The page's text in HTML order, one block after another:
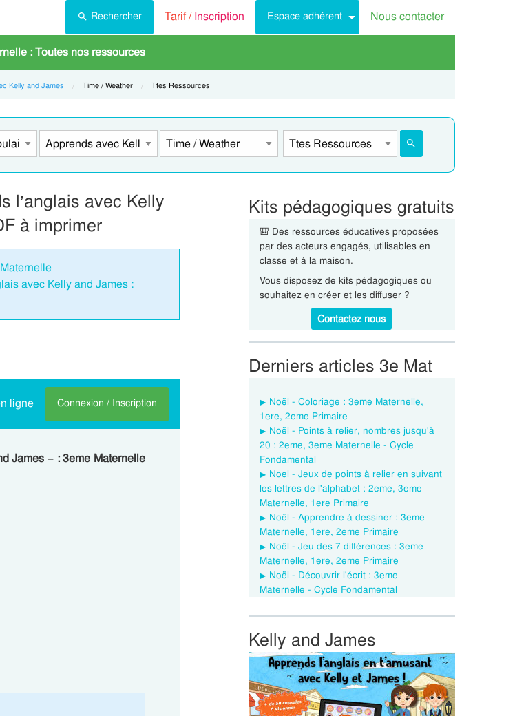
Rechercher Tarif /Inscription Espace adhérent Nous contacter
: Toutes nos ressources
Kelly and James Current:
Time / Weather Current:
Ttes Ressources
l’anglais avec Kelly
à imprimer
avec Kelly and James :
ligne Connexion / Inscription
James – : 3eme Maternelle
Kits pédagogiques gratuits
🎒 Des ressources éducatives proposées
par des acteurs engagés, utilisables en
classe et à la maison.
Vous disposez de kits pédagogiques ou
souhaitez en créer et les diffuser ?
Contactez nous
Derniers articles 3e Mat
Noël - Coloriage : 3eme Maternelle,
1ere, 2eme Primaire
Noël - Points à relier, nombres jusqu'à
20 : 2eme, 3eme Maternelle - Cycle
Fondamental
Noel - Jeux de points à relier en suivant
les lettres de l'alphabet : 2eme, 3eme
Maternelle, 1ere Primaire
Noël - Apprendre à dessiner : 3eme
Maternelle, 1ere, 2eme Primaire
Noël - Jeu des 7 différences : 3eme
Maternelle, 1ere, 2eme Primaire
Noël - Découvrir l'écrit : 3eme
Maternelle - Cycle Fondamental
Kelly and James